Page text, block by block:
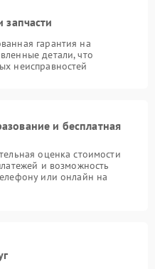
запчасти
гарантия на
детали, что
неисправностей
и бесплатная
оценка стоимости
и возможность
или онлайн на